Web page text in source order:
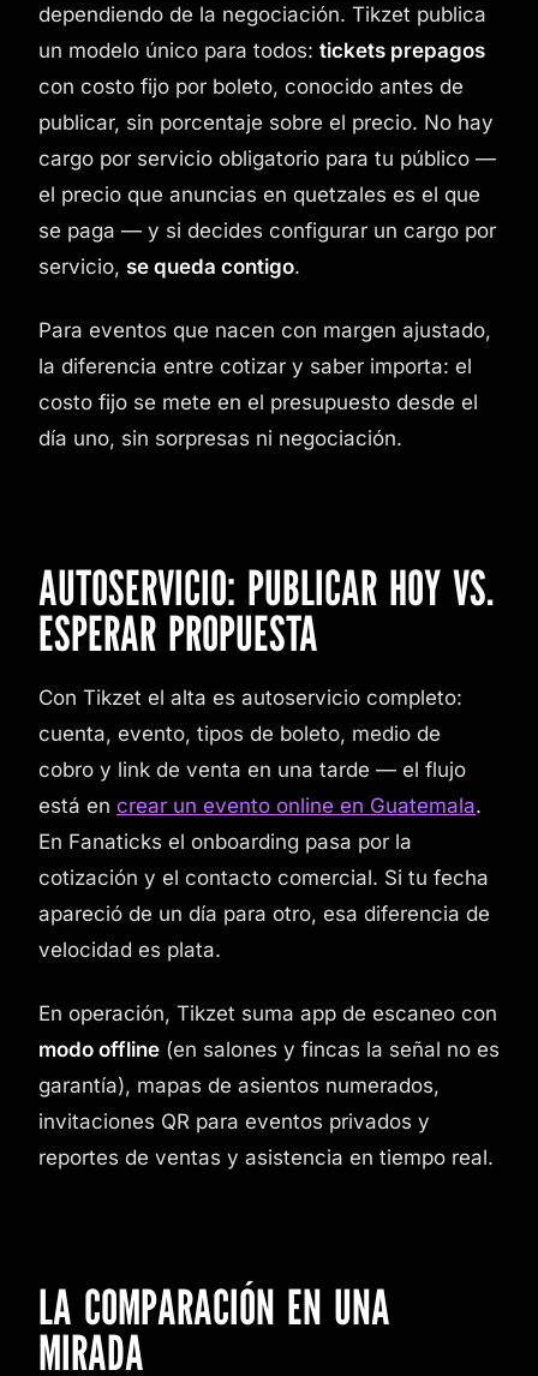
dependiendo de la negociación. Tikzet publica
un modelo único para todos: tickets prepagos
con costo fijo por boleto, conocido antes de
publicar, sin porcentaje sobre el precio. No hay
cargo por servicio obligatorio para tu público —
el precio que anuncias en quetzales es el que
se paga — y si decides configurar un cargo por
servicio, se queda contigo.
Para eventos que nacen con margen ajustado,
la diferencia entre cotizar y saber importa: el
costo fijo se mete en el presupuesto desde el
día uno, sin sorpresas ni negociación.
AUTOSERVICIO: PUBLICAR HOY VS.
ESPERAR PROPUESTA
Con Tikzet el alta es autoservicio completo:
cuenta, evento, tipos de boleto, medio de
cobro y link de venta en una tarde — el flujo
está en crear un evento online en Guatemala.
En Fanaticks el onboarding pasa por la
cotización y el contacto comercial. Si tu fecha
apareció de un día para otro, esa diferencia de
velocidad es plata.
En operación, Tikzet suma app de escaneo con
modo offline (en salones y fincas la señal no es
garantía), mapas de asientos numerados,
invitaciones QR para eventos privados y
reportes de ventas y asistencia en tiempo real.
LA COMPARACIÓN EN UNA
MIRADA